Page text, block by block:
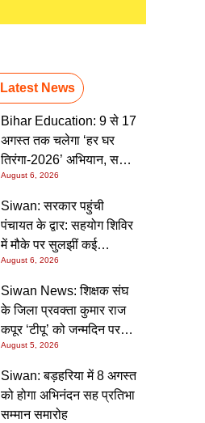
Latest News
Bihar Education: 9 से 17
अगस्त तक चलेगा ‘हर घर
तिरंगा-2026’ अभियान, सभी
स्कूलों को दिए गए विस्तृत
निर्देश
August 6, 2026
Siwan: सरकार पहुंची
पंचायत के द्वार: सहयोग शिविर
में मौके पर सुलझीं कई
समस्याएं, 30 दिन में समाधान
की गारंटी
August 6, 2026
Siwan News: शिक्षक संघ
के जिला प्रवक्ता कुमार राज
कपूर ‘टीपू’ को जन्मदिन पर
मिली शुभकामनाओं की सौगात
August 5, 2026
Siwan: बड़हरिया में 8 अगस्त
को होगा अभिनंदन सह प्रतिभा
सम्मान समारोह